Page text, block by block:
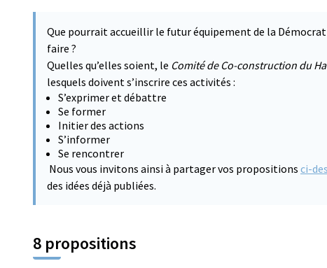
Que pourrait accueillir le futur équipement de la
faire ?
Quelles qu’elles soient, le Comité de Co-construction du
lesquels doivent s’inscrire ces activités :
S’exprimer et débattre
Se former
Initier des actions
S’informer
Se rencontrer
Nous vous invitons ainsi à partager vos propositions ci-
des idées déjà publiées.
8 propositions